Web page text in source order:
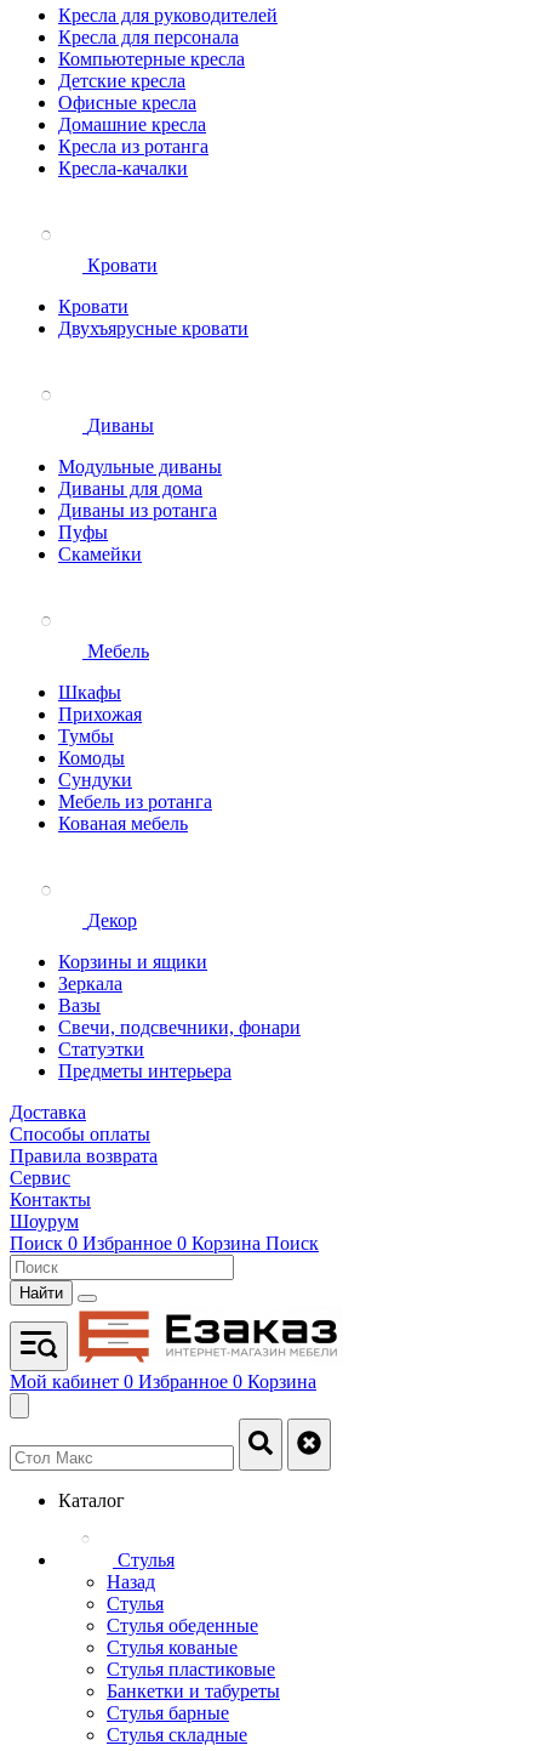
Кресла для руководителей
Кресла для персонала
Компьютерные кресла
Детские кресла
Офисные кресла
Домашние кресла
Кресла из ротанга
Кресла-качалки
Кровати
Кровати
Двухъярусные кровати
Диваны
Модульные диваны
Диваны для дома
Диваны из ротанга
Пуфы
Скамейки
Мебель
Шкафы
Прихожая
Тумбы
Комоды
Сундуки
Мебель из ротанга
Кованая мебель
Декор
Корзины и ящики
Зеркала
Вазы
Свечи, подсвечники, фонари
Статуэтки
Предметы интерьера
Доставка
Способы оплаты
Правила возврата
Сервис
Контакты
Шоурум
Поиск 0 Избранное 0 Корзина Поиск
Найти
Мой кабинет 0 Избранное 0 Корзина
Каталог
Стулья
Назад
Стулья
Стулья обеденные
Стулья кованые
Стулья пластиковые
Банкетки и табуреты
Стулья барные
Стулья складные